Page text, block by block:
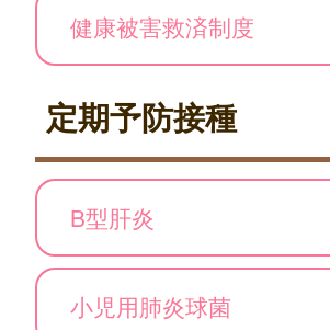
健康被害救済制度
定期予防接種
B型肝炎
小児用肺炎球菌